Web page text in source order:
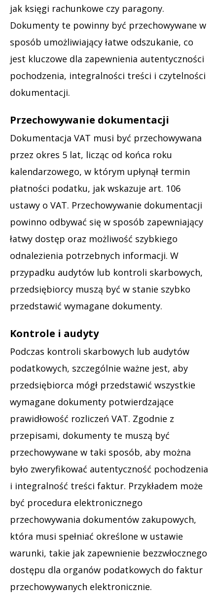
jak księgi rachunkowe czy paragony.
Dokumenty te powinny być przechowywane w
sposób umożliwiający łatwe odszukanie, co
jest kluczowe dla zapewnienia autentyczności
pochodzenia, integralności treści i czytelności
dokumentacji.
Przechowywanie dokumentacji
Dokumentacja VAT musi być przechowywana
przez okres 5 lat, licząc od końca roku
kalendarzowego, w którym upłynął termin
płatności podatku, jak wskazuje art. 106
ustawy o VAT. Przechowywanie dokumentacji
powinno odbywać się w sposób zapewniający
łatwy dostęp oraz możliwość szybkiego
odnalezienia potrzebnych informacji. W
przypadku audytów lub kontroli skarbowych,
przedsiębiorcy muszą być w stanie szybko
przedstawić wymagane dokumenty.
Kontrole i audyty
Podczas kontroli skarbowych lub audytów
podatkowych, szczególnie ważne jest, aby
przedsiębiorca mógł przedstawić wszystkie
wymagane dokumenty potwierdzające
prawidłowość rozliczeń VAT. Zgodnie z
przepisami, dokumenty te muszą być
przechowywane w taki sposób, aby można
było zweryfikować autentyczność pochodzenia
i integralność treści faktur. Przykładem może
być procedura elektronicznego
przechowywania dokumentów zakupowych,
która musi spełniać określone w ustawie
warunki, takie jak zapewnienie bezzwłocznego
dostępu dla organów podatkowych do faktur
przechowywanych elektronicznie.